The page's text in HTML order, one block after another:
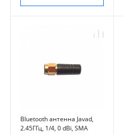
Bluetooth антенна Javad,
2.45ГГц, 1/4, 0 dBi, SMA